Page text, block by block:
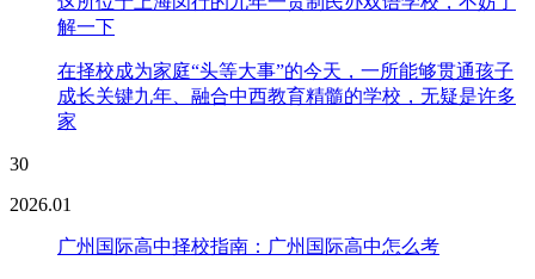
解一下
在择校成为家庭“头等大事”的今天，一所能够贯通孩子
成长关键九年、融合中西教育精髓的学校，无疑是许多
家
30
2026.01
广州国际高中择校指南：广州国际高中怎么考